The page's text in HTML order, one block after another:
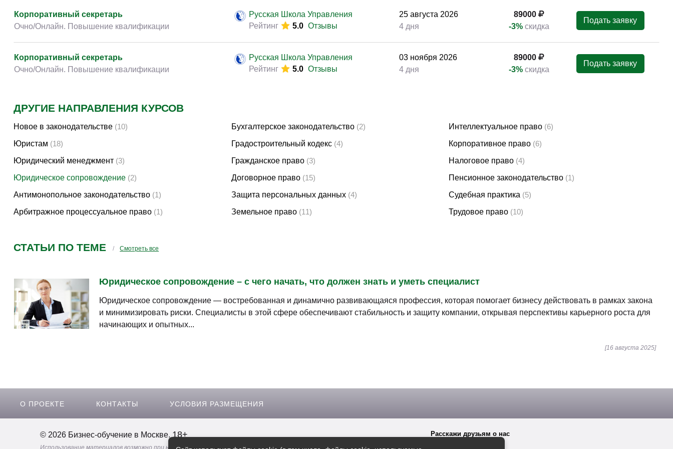
Прочее (70) Логистика и снабжение (56)
Делопроизводство / секретариат / АХО (24)
Безопасность (51)
Корпоративный секретарь
Очно/Онлайн. Повышение квалификации
Русская Школа Управления
Рейтинг
5.0 Отзывы
25 августа 2026
4 дня
89000
-3% скидка
Подать заявку
Корпоративный секретарь
Очно/Онлайн. Повышение квалификации
Русская Школа Управления
Рейтинг
5.0 Отзывы
03 ноября 2026
4 дня
89000
-3% скидка
Подать заявку
ДРУГИЕ НАПРАВЛЕНИЯ КУРСОВ
Новое в законодательстве (10)
Юристам (18)
Юридический менеджмент (3)
Юридическое сопровождение (2)
Антимонопольное законодательство (1)
Арбитражное процессуальное право (1)
Бухгалтерское законодательство (2)
Градостроительный кодекс (4)
Гражданское право (3)
Договорное право (15)
Защита персональных данных (4)
Земельное право (11)
Интеллектуальное право (6)
Корпоративное право (6)
Налоговое право (4)
Пенсионное законодательство (1)
Судебная практика (5)
Трудовое право (10)
СТАТЬИ ПО ТЕМЕ Смотреть все
Юридическое сопровождение – с чего начать, что должен знать и уметь специалист
Юридическое сопровождение — востребованная и динамично развивающаяся профессия, которая помогает бизнесу действовать в рамках закона
и минимизировать риски. Специалисты в этой сфере обеспечивают стабильность и защиту компании, открывая перспективы карьерного роста для
начинающих и опытных...
[16 августа 2025]
О ПРОЕКТЕ КОНТАКТЫ УСЛОВИЯ РАЗМЕЩЕНИЯ
© 2026 Бизнес-обучение в Москве. 18+
Использование материалов возможно при наличии активной гиперссылки на сайт Msk.rosbo.ru
Расскажи друзьям о нас